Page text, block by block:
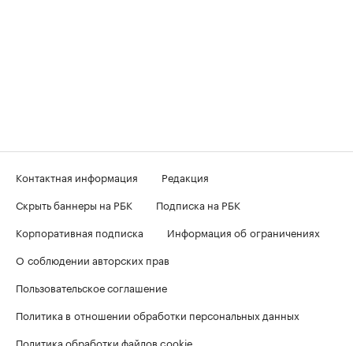
Контактная информация
Редакция
Скрыть баннеры на РБК
Подписка на РБК
Корпоративная подписка
Информация об ограничениях
О соблюдении авторских прав
Пользовательское соглашение
Политика в отношении обработки персональных данных
Политика обработки файлов cookie